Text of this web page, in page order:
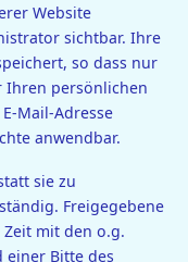
Website
sichtbar. Ihre
so dass nur
Ihren persönlichen
Mail-Adresse
anwendbar.
sie zu
Freigegebene
mit den o.g.
einer Bitte des